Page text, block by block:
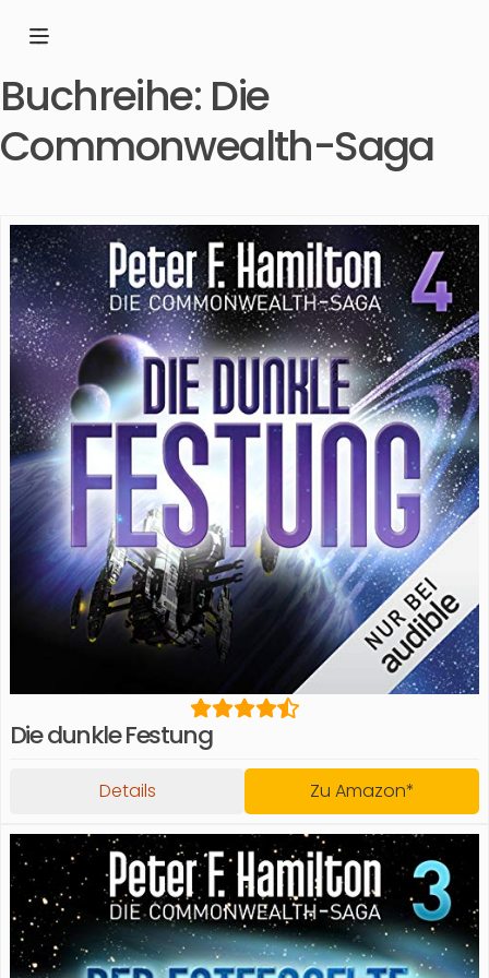
Buchreihe: Die
Commonwealth-Saga
Die dunkle Festung
Details Zu Amazon*